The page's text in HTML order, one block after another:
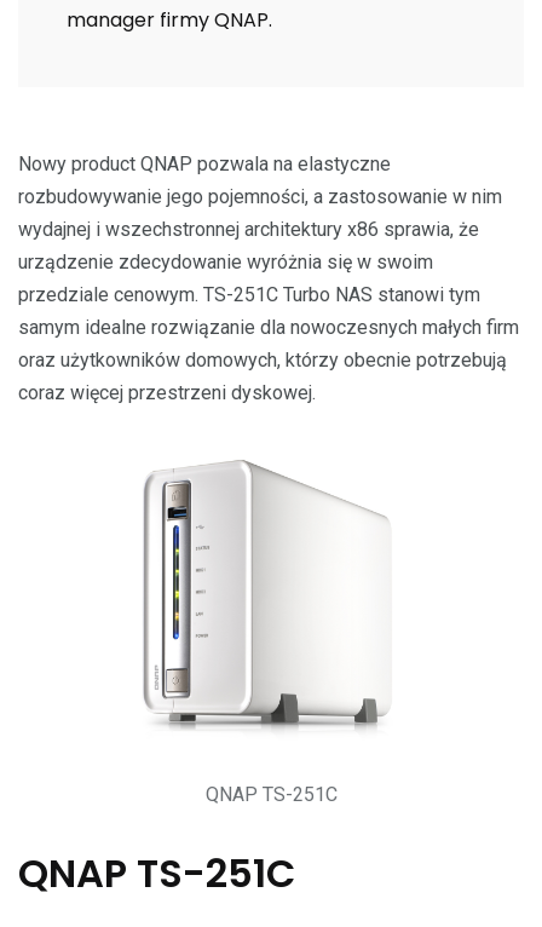
manager firmy QNAP.
Nowy product QNAP pozwala na elastyczne
rozbudowywanie jego pojemności, a zastosowanie w nim
wydajnej i wszechstronnej architektury x86 sprawia, że
urządzenie zdecydowanie wyróżnia się w swoim
przedziale cenowym. TS-251C Turbo NAS stanowi tym
samym idealne rozwiązanie dla nowoczesnych małych firm
oraz użytkowników domowych, którzy obecnie potrzebują
coraz więcej przestrzeni dyskowej.
QNAP TS-251C
QNAP TS-251C